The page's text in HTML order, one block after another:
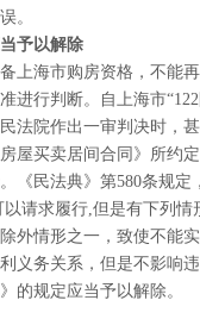
。
予以解除
海市购房资格，不能
进行判断。自上海市
法院作出一审判决时，
屋买卖居间合同》所约
《民法典》第580条规
请求履行,但是有下列
情形之一，致使不能
义务关系，但是不影响
的规定应当予以解除。